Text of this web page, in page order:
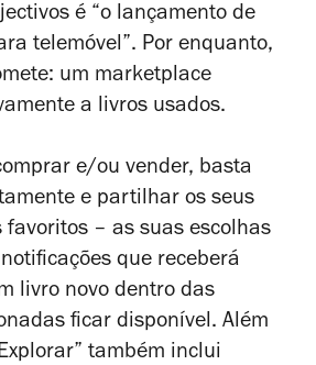
é “o lançamento de
telemóvel”. Por enquanto,
um marketplace
a livros usados.
e/ou vender, basta
e partilhar os seus
– as suas escolhas
que receberá
livro novo dentro das
ficar disponível. Além
também inclui